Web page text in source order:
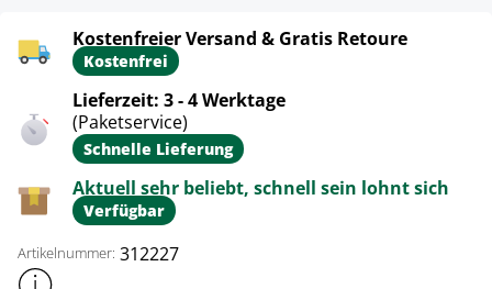
Kostenfreier Versand & Gratis Retoure
Kostenfrei
Lieferzeit: 3 - 4 Werktage
(Paketservice)
Schnelle Lieferung
Aktuell sehr beliebt, schnell sein lohnt sich
Verfügbar
Artikelnummer: 312227
Weitere Produktinformationen anzeigen